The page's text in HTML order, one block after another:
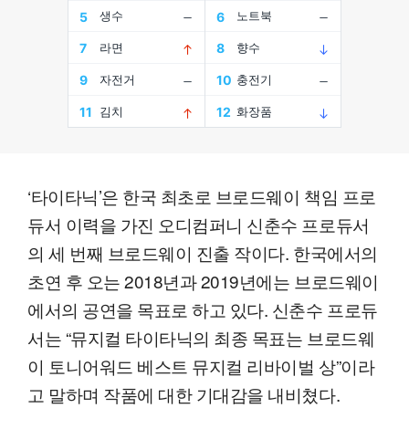
‘타이타닉’은 한국 최초로 브로드웨이 책임 프로
듀서 이력을 가진 오디컴퍼니 신춘수 프로듀서
의 세 번째 브로드웨이 진출 작이다. 한국에서의
초연 후 오는 2018년과 2019년에는 브로드웨이
에서의 공연을 목표로 하고 있다. 신춘수 프로듀
서는 “뮤지컬 타이타닉의 최종 목표는 브로드웨
이 토니어워드 베스트 뮤지컬 리바이벌 상”이라
고 말하며 작품에 대한 기대감을 내비쳤다.